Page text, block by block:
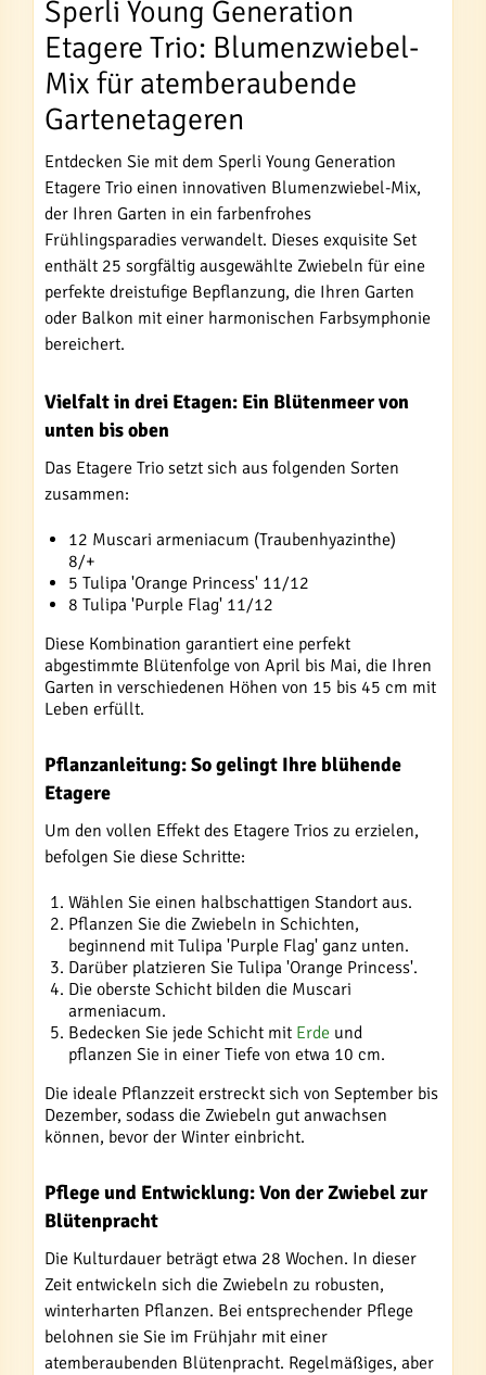
Sperli Young Generation
Etagere Trio: Blumenzwiebel-
Mix für atemberaubende
Gartenetageren
Entdecken Sie mit dem Sperli Young Generation
Etagere Trio einen innovativen Blumenzwiebel-Mix,
der Ihren Garten in ein farbenfrohes
Frühlingsparadies verwandelt. Dieses exquisite Set
enthält 25 sorgfältig ausgewählte Zwiebeln für eine
perfekte dreistufige Bepflanzung, die Ihren Garten
oder Balkon mit einer harmonischen Farbsymphonie
bereichert.
Vielfalt in drei Etagen: Ein Blütenmeer von
unten bis oben
Das Etagere Trio setzt sich aus folgenden Sorten
zusammen:
12 Muscari armeniacum (Traubenhyazinthe)
8/+
5 Tulipa 'Orange Princess' 11/12
8 Tulipa 'Purple Flag' 11/12
Diese Kombination garantiert eine perfekt
abgestimmte Blütenfolge von April bis Mai, die Ihren
Garten in verschiedenen Höhen von 15 bis 45 cm mit
Leben erfüllt.
Pflanzanleitung: So gelingt Ihre blühende
Etagere
Um den vollen Effekt des Etagere Trios zu erzielen,
befolgen Sie diese Schritte:
Wählen Sie einen halbschattigen Standort aus.
Pflanzen Sie die Zwiebeln in Schichten,
beginnend mit Tulipa 'Purple Flag' ganz unten.
Darüber platzieren Sie Tulipa 'Orange Princess'.
Die oberste Schicht bilden die Muscari
armeniacum.
Bedecken Sie jede Schicht mit Erde und
pflanzen Sie in einer Tiefe von etwa 10 cm.
Die ideale Pflanzzeit erstreckt sich von September bis
Dezember, sodass die Zwiebeln gut anwachsen
können, bevor der Winter einbricht.
Pflege und Entwicklung: Von der Zwiebel zur
Blütenpracht
Die Kulturdauer beträgt etwa 28 Wochen. In dieser
Zeit entwickeln sich die Zwiebeln zu robusten,
winterharten Pflanzen. Bei entsprechender Pflege
belohnen sie Sie im Frühjahr mit einer
atemberaubenden Blütenpracht. Regelmäßiges, aber